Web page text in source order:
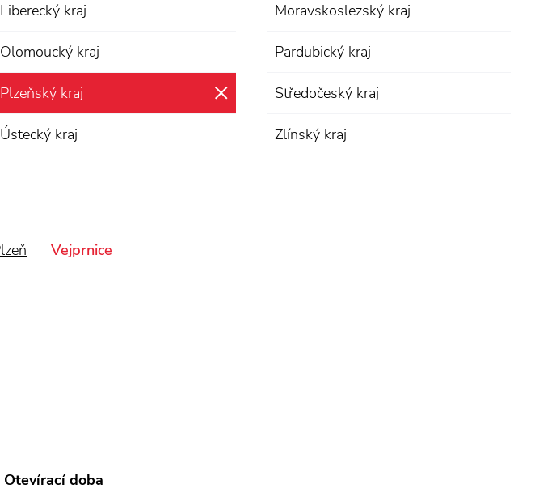
Liberecký kraj Moravskoslezský kraj
Olomoucký kraj Pardubický kraj
Plzeňský kraj zrušit výběr
Středočeský kraj
Ústecký kraj Zlínský kraj
Vejprnice
Otevírací doba